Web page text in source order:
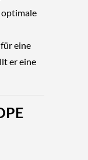
eine
er eine